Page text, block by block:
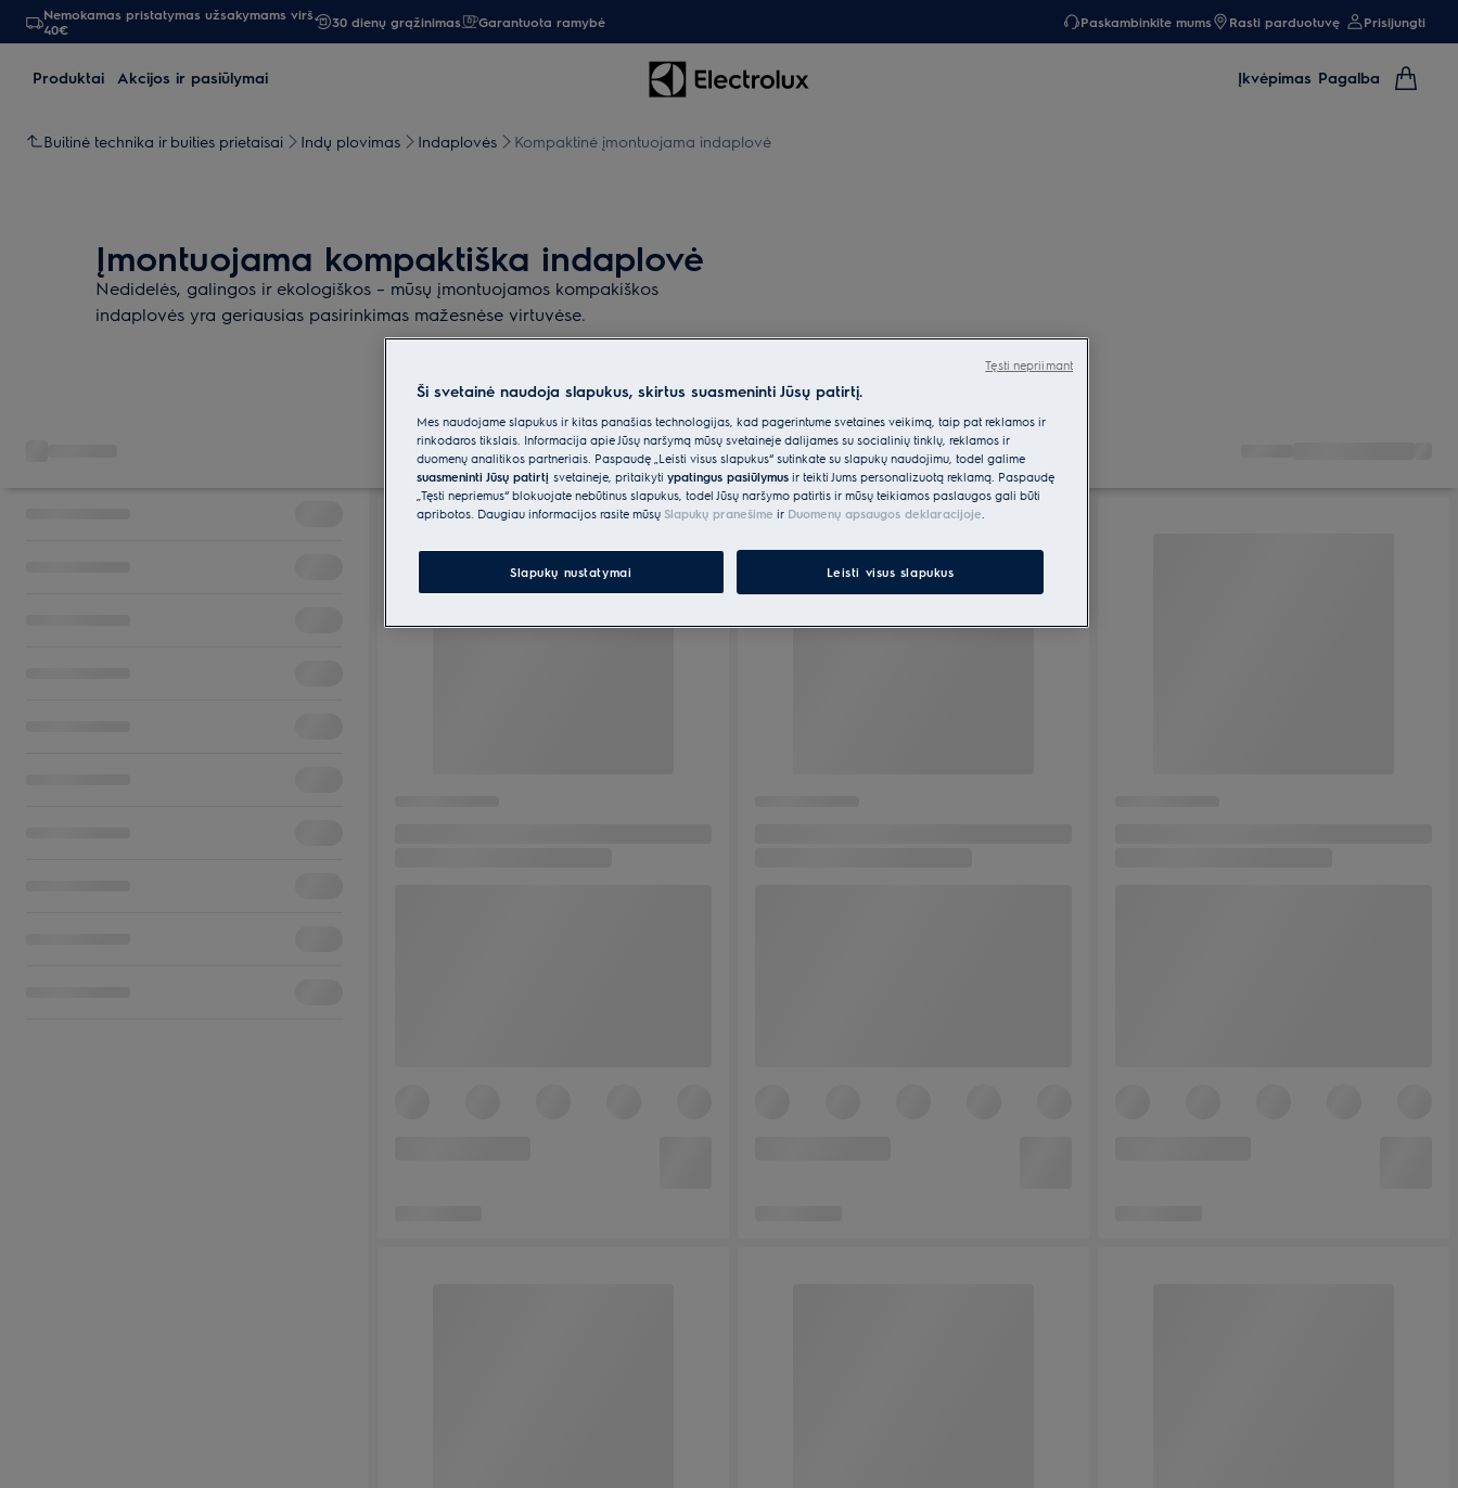
Nemokamas pristatymas užsakymams virš
40€
30 dienų grąžinimas Garantuota ramybė Paskambinkite mums Rasti parduotuvę Prisijungti
Produktai Akcijos ir pasiūlymai Įkvėpimas Pagalba
Buitinė technika ir buities prietaisai Indų plovimas Indaplovės Kompaktinė įmontuojama indaplovė
Įmontuojama kompaktiška indaplovė
Nedidelės, galingos ir ekologiškos – mūsų įmontuojamos kompakiškos
indaplovės yra geriausias pasirinkimas mažesnėse virtuvėse.
Ši svetainė naudoja slapukus, skirtus suasmeninti Jūsų patirtį.
Mes naudojame slapukus ir kitas panašias technologijas, kad pagerintume svetainės veikimą, taip pat reklamos ir
rinkodaros tikslais. Informacija apie Jūsų naršymą mūsų svetainėje dalijamės su socialinių tinklų, reklamos ir
duomenų analitikos partneriais. Paspaudę „Leisti visus slapukus“ sutinkate su slapukų naudojimu, todėl galime
suasmeninti Jūsų patirtį svetainėje, pritaikyti ypatingus pasiūlymus ir teikti Jums personalizuotą reklamą. Paspaudę
„Tęsti nepriėmus“ blokuojate nebūtinus slapukus, todėl Jūsų naršymo patirtis ir mūsų teikiamos paslaugos gali būti
apribotos. Daugiau informacijos rasite mūsų Slapukų pranešime ir Duomenų apsaugos deklaracijoje
Slapukų nustatymai Leisti visus slapukus
Tęsti nepriimant